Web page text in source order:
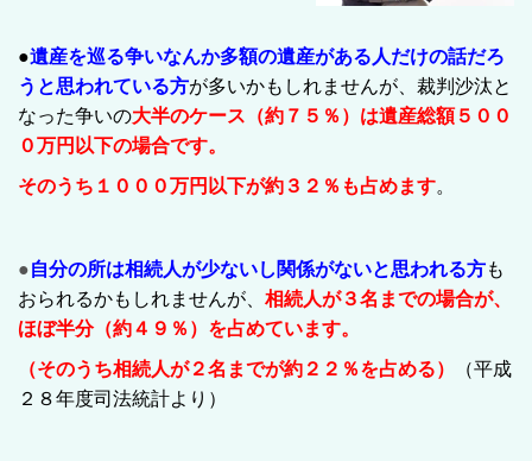
●遺産を巡る争いなんか多額の遺産がある人だけの話だろ
うと思われている方が多いかもしれませんが、裁判沙汰と
なった争いの大半のケース（約７５％）は遺産総額５００
０万円以下の場合です。
そのうち１０００万円以下が約３２％ も占めます。
●自分の所は相続人が少ないし関係がないと思われる方も
おられるかもしれませんが、 相続人が３名までの場合が、
ほぼ半分（約４９％） を占めています。
（そのうち相続人が２名までが約２２％を占める）
（平成
２８年度司法統計より）